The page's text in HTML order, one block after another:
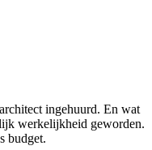
ingehuurd. En wat
werkelijkheid geworden.
budget.